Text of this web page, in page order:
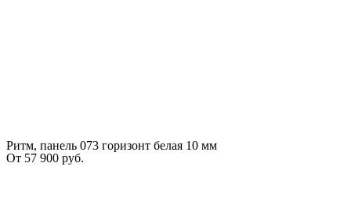
Ритм, панель 073 горизонт белая 10 мм
От 57 900 руб.